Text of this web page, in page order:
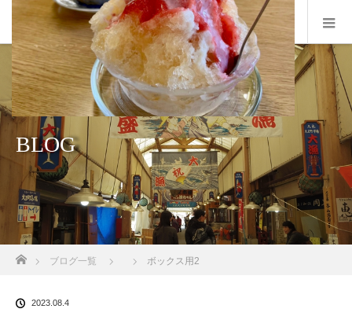
BLOG
ブログ一覧 ボックス用2
2023.08.4